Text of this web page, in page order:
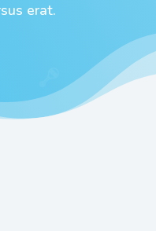
erat.